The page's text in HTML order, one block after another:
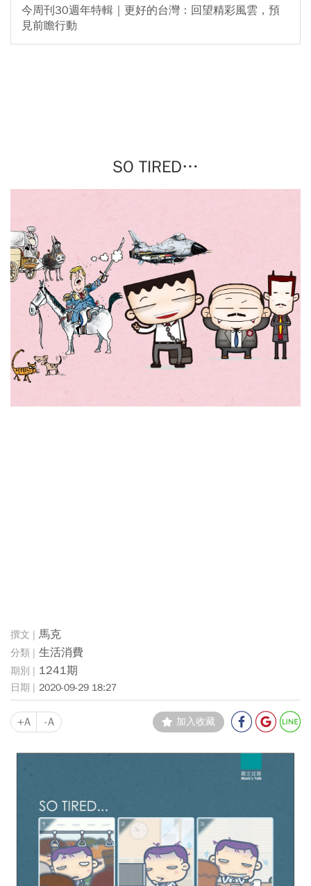
今周刊30週年特輯｜更好的台灣：回望精彩風雲，預
見前瞻行動
SO TIRED…
馬克
生活消費
1241期
2020-09-29 18:27
+A -A 加入收藏